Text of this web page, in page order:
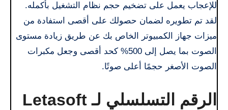
للإعجاب يعمل على تضخيم حجم نظام التشغيل بأكمله.
لقد تم تطويره لضمان حصولك على أقصى استفادة من
ميزات جهاز الكمبيوتر الخاص بك عن طريق زيادة مستوى
الصوت بما يصل إلى 500% كحد أقصى وجعل مكبرات
الصوت الأصغر حجمًا أعلى صوتًا.
الرقم التسلسلي لـ Letasoft